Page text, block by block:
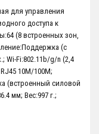
для управления
доступа к
(8 встроенных зон,
(с
Wi-Fi:802.11b/g/n (2,4
10M/100M;
(встроенный силовой
мм; Вес:997 г.;